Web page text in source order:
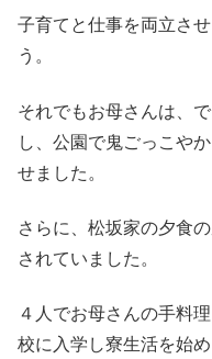
子育てと仕事を両立さ
う。
それでもお母さんは、
し、公園で鬼ごっこや
せました。
さらに、松坂家の夕食
されていました。
４人でお母さんの手料
校に入学し寮生活を始